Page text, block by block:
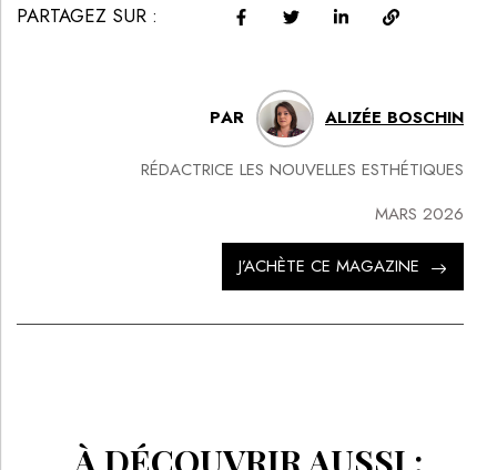
PARTAGEZ SUR :
PAR ALIZÉE BOSCHIN
RÉDACTRICE LES NOUVELLES ESTHÉTIQUES
MARS 2026
J’ACHÈTE CE MAGAZINE